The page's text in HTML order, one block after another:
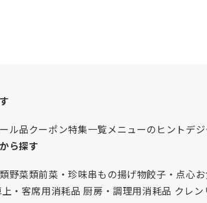
ル品クーポン特集一覧メニューのヒントデ
ら探す
野菜類前菜・珍味串もの揚げ物餃子・点心
・客席用消耗品 厨房・調理用消耗品 クレン